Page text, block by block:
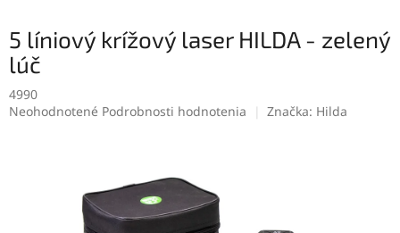
5 líniový krížový laser HILDA - zelený
lúč
4990
Priemerné
Neohodnotené Podrobnosti hodnotenia Značka: Hilda